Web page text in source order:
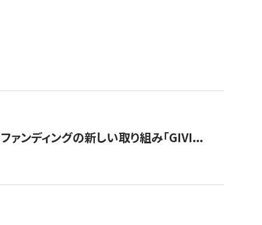
ンディングの新しい取り組み「GIVI...